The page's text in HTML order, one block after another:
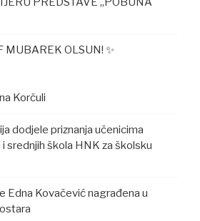
MUBAREK OLSUN! ✨
Korčuli
dodjele priznanja učenicima
srednjih škola HNK za školsku
Edna Kovačević nagrađena u